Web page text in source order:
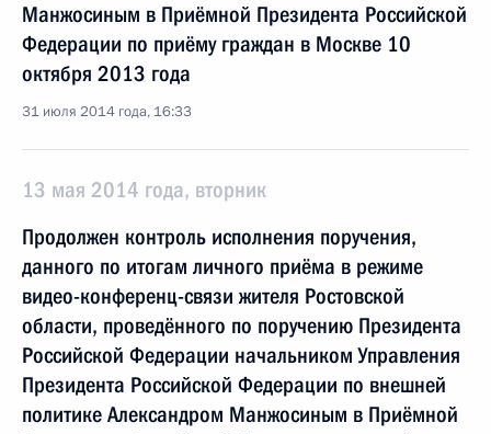
Манжосиным в Приёмной Президента Российской
Федерации по приёму граждан в Москве 10
октября 2013 года
31 июля 2014 года, 16:33
13 мая 2014 года, вторник
Продолжен контроль исполнения поручения,
данного по итогам личного приёма в режиме
видео-конференц-связи жителя Ростовской
области, проведённого по поручению Президента
Российской Федерации начальником Управления
Президента Российской Федерации по внешней
политике Александром Манжосиным в Приёмной